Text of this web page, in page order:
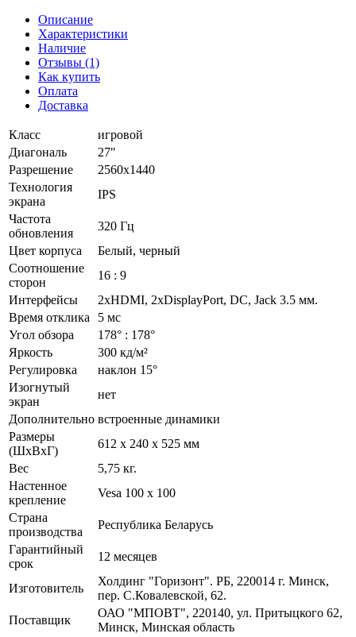
Описание
Характеристики
Наличие
Отзывы (1)
Как купить
Оплата
Доставка
Класс
игровой
Диагональ
27"
Разрешение
2560x1440
Технология
экрана
IPS
Частота
обновления
320 Гц
Цвет корпуса
Белый, черный
Соотношение
сторон
16 : 9
Интерфейсы
2хHDMI, 2хDisplayPort, DC, Jack 3.5 мм.
Время отклика
5 мс
Угол обзора
178° : 178°
Яркость
300 кд/м²
Регулировка
наклон 15°
Изогнутый
экран
нет
Дополнительно встроенные динамики
Размеры
(ШxВxГ)
612 х 240 х 525 мм
Вес
5,75 кг.
Настенное
крепление
Vesa 100 x 100
Страна
производства
Республика Беларусь
Гарантийный
срок
12 месяцев
Изготовитель
Холдинг "Горизонт". РБ, 220014 г. Минск,
пер. С.Ковалевской, 62.
Поставщик
ОАО "МПОВТ", 220140, ул. Притыцкого 62,
Минск, Минская область